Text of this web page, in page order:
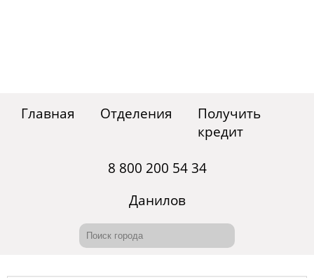
Главная Отделения
Получить
кредит
8 800 200 54 34
Данилов